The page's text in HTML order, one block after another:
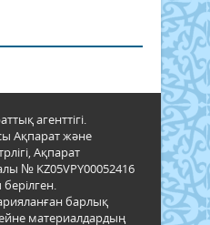
агенттігі.
Ақпарат және
Ақпарат
№ KZ05VPY00052416
берілген.
барлық
материалдардың